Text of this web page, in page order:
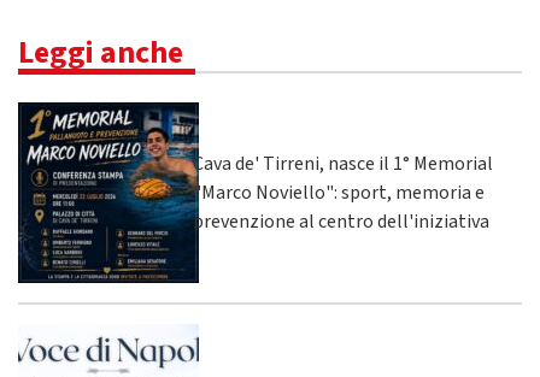
Leggi anche
Cava de' Tirreni, nasce il 1° Memorial
"Marco Noviello": sport, memoria e
prevenzione al centro dell'iniziativa